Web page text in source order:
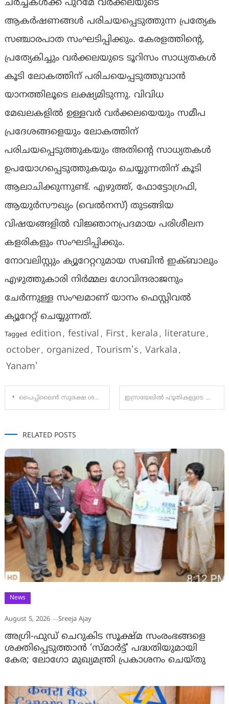
ചർച്ചകൾക്ക് പുറമേ വർക്കലയുടെ
ആകർഷണങ്ങൾ പരിചയപ്പെടുത്തുന്ന പ്രത്യേക
സഞ്ചാരപാത സംഘടിപ്പിക്കും. കേരളത്തിന്റെ,
പ്രത്യേകിച്ചും വർക്കലയുടെ ടൂറിസം സാധ്യതകൾ
കൂടി ലോകത്തിന് പരിചയെപ്പടുത്തുവാൻ
യാനത്തിലൂടെ ലക്ഷ്യമിടുന്നു. വിവിധ
മേഖലകളിൽ ഉള്ളവർ വർക്കലയെയും സമീപ
പ്രദേശങ്ങളെയും ലോകത്തിന്
പരിചയപ്പെടുത്തുകയും അതിന്റെ സാധ്യതകൾ
ഉപയോഗപ്പെടുത്തുകയും ചെയ്യുന്നതിന് കൂടി
ആലാചിക്കുന്നുണ്ട്. എഴുത്ത്, ഫോട്ടോഗ്രഫി,
ആയുർസൗഖ്യം (വെൽനസ്) തുടങ്ങിയ
വിഷയങ്ങളിൽ വിജ്ഞാനപ്രദമായ പരിശീലന
കളരികളും സംഘടിപ്പിക്കും.
നോവലിസ്റ്റും ക്യൂറേറ്ററുമായ സബിൻ ഇക്ബാലും
എഴുത്തുകാരി നിർമ്മല ഗോവിന്ദരാജനും
ചേർന്നുള്ള സംഘമാണ് യാനം ഫെസ്റ്റിവൽ
ക്യൂറേറ്റ് ചെയ്യുന്നത്.
Tagged edition , festival , First , kerala , literature,
october, organized , Tourism's , Varkala ,
Yanam'
Post
പൈപ്പ്‌ലൈൻ സുരക്ഷ ശക്തിപ്പെടുത്തുന്നതിനായി തിങ്ക് ഗ്യാസ് തിരുവനന്തപുരത്ത് ഉദ്യോഗസ്ഥരുമായി ബോധവൽക്കരണ യോഗം നടത്തി. ഇസ്രയേലിൽ ഹൂതികളുടെ ഡ്രോൺ ആക്രമണത്തിൽ 22 പേർക്ക് പരുക്ക്
RELATED POSTS
News
August 5, 2026 Sreeja Ajay
അഗ്രി-ഫുഡ് ചെറുകിട സൂക്ഷ്മ സംരംഭങ്ങളെ
ശക്തിപ്പെടുത്താന്‍ ‘സ്മാര്‍ട്ട്’ പദ്ധതിയുമായി
കേര; ലോഗോ മുഖ്യമന്ത്രി പ്രകാശനം ചെയ്തു